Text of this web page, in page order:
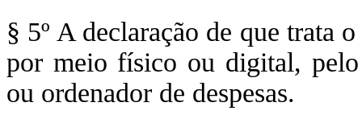
§ 5º A declaração de que trata
por meio físico ou digital,
ou ordenador de despesas.